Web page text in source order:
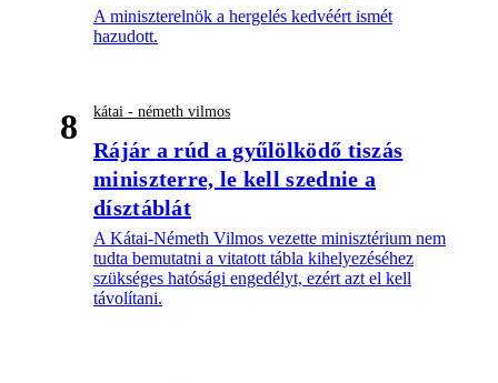
A miniszterelnök a hergelés kedvéért ismét
hazudott.
8 kátai - németh vilmos
Rájár a rúd a gyűlölködő tiszás
miniszterre, le kell szednie a
dísztáblát
A Kátai-Németh Vilmos vezette minisztérium nem
tudta bemutatni a vitatott tábla kihelyezéséhez
szükséges hatósági engedélyt, ezért azt el kell
távolítani.